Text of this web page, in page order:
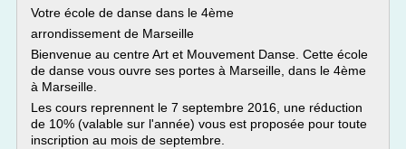
Votre école de danse dans le 4ème
arrondissement de Marseille
Bienvenue au centre Art et Mouvement Danse. Cette école
de danse vous ouvre ses portes à Marseille, dans le 4ème
à Marseille.
Les cours reprennent le 7 septembre 2016, une réduction
de 10% (valable sur l'année) vous est proposée pour toute
inscription au mois de septembre.